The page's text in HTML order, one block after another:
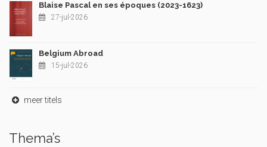
Blaise Pascal en ses époques (2023-1623)
27-jul-2026
Belgium Abroad
15-jul-2026
meer titels
Thema’s